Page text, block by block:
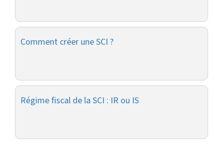
Comment créer une SCI ?
Régime fiscal de la SCI : IR ou IS